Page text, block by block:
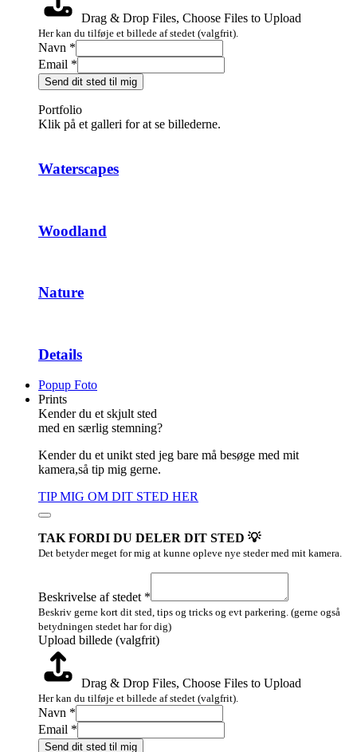
Drag & Drop Files, Choose Files to Upload
Her kan du tilføje et billede af stedet (valgfrit).
Navn *
Email *
Send dit sted til mig
Portfolio
Klik på et galleri for at se billederne.
Waterscapes
Woodland
Nature
Details
Popup Foto
Prints
Kender du et skjult sted
med en særlig stemning?
Kender du et unikt sted jeg bare må besøge med mit
kamera,så tip mig gerne.
TIP MIG OM DIT STED HER
TAK FORDI DU DELER DIT STED 💡
Det betyder meget for mig at kunne opleve nye steder med mit kamera.
Layout
Email
Beskrivelse af stedet *
Beskriv gerne kort dit sted, tips og tricks og evt parkering. (gerne også
betydningen stedet har for dig)
Upload billede (valgfrit)
Drag & Drop Files, Choose Files to Upload
Her kan du tilføje et billede af stedet (valgfrit).
Navn *
Email *
Send dit sted til mig